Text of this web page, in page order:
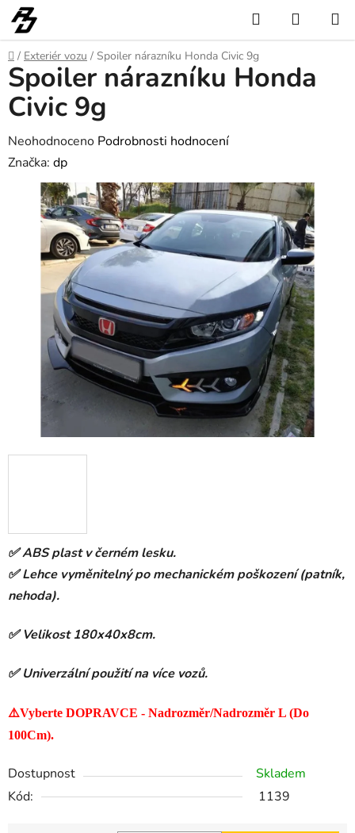
Přejít
na
obsah
Hledat
KOŠÍK
Domů
/ Exteriér vozu / Spoiler nárazníku Honda Civic 9g
✅ ABS plast v černém lesku.
✅ Lehce vyměnitelný po mechanickém poškození (patník,
nehoda).
✅ Velikost 180x40x8cm.
✅ Univerzální použití na více vozů.
⚠️Vyberte DOPRAVCE - Nadrozměr/Nadrozměr L (Do
100Cm).
Dostupnost
Skladem
Kód:
1139
Spoiler nárazníku Honda
Civic 9g
Průměrné
hodnocení
produktu
hvězdiček.
Neohodnoceno Podrobnosti hodnocení
Značka: dp